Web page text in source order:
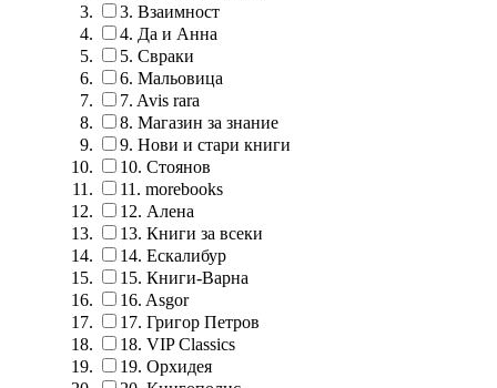
3. Взаимност
4. Да и Анна
5. Свраки
6. Мальовица
7. Avis rara
8. Магазин за знание
9. Нови и стари книги
10. Стоянов
11. morebooks
12. Алена
13. Книги за всеки
14. Ескалибур
15. Книги-Варна
16. Asgor
17. Григор Петров
18. VIP Classics
19. Орхидея